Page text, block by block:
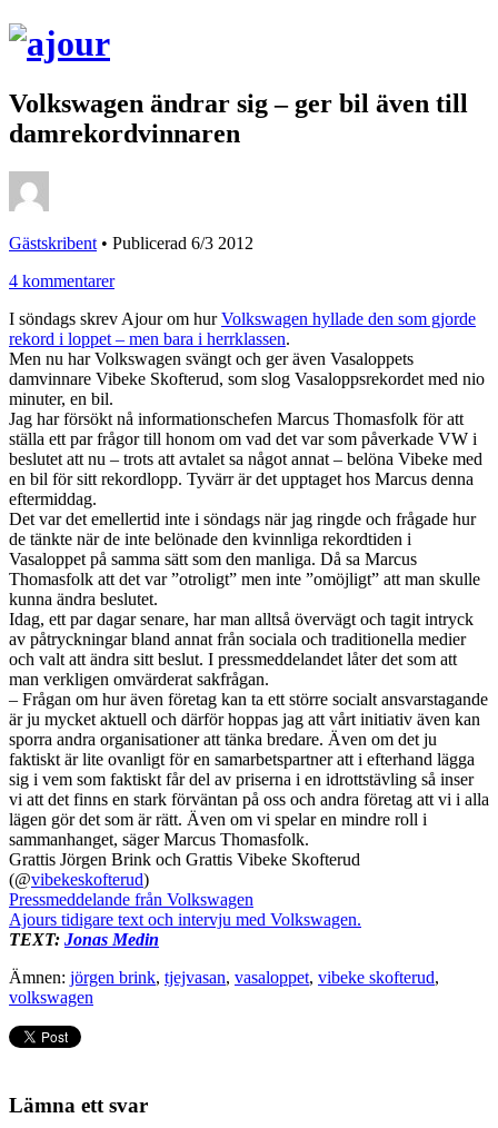
Volkswagen ändrar sig – ger bil även till
damrekordvinnaren
Gästskribent • Publicerad 6/3 2012
4 kommentarer
I söndags skrev Ajour om hurVolkswagen hyllade den som gjorde
rekord i loppet – men bara i herrklassen.
Men nu har Volkswagen svängt och ger även Vasaloppets
damvinnare Vibeke Skofterud, som slog Vasaloppsrekordet med nio
minuter, en bil.
Jag har försökt nå informationschefen Marcus Thomasfolk för att
ställa ett par frågor till honom om vad det var som påverkade VW i
beslutet att nu – trots att avtalet sa något annat – belöna Vibeke med
en bil för sitt rekordlopp. Tyvärr är det upptaget hos Marcus denna
eftermiddag.
Det var det emellertid inte i söndags när jag ringde och frågade hur
de tänkte när de inte belönade den kvinnliga rekordtiden i
Vasaloppet på samma sätt som den manliga. Då sa Marcus
Thomasfolk att det var ”otroligt” men inte ”omöjligt” att man skulle
kunna ändra beslutet.
Idag, ett par dagar senare, har man alltså övervägt och tagit intryck
av påtryckningar bland annat från sociala och traditionella medier
och valt att ändra sitt beslut. I pressmeddelandet låter det som att
man verkligen omvärderat sakfrågan.
– Frågan om hur även företag kan ta ett större socialt ansvarstagande
är ju mycket aktuell och därför hoppas jag att vårt initiativ även kan
sporra andra organisationer att tänka bredare. Även om det ju
faktiskt är lite ovanligt för en samarbetspartner att i efterhand lägga
sig i vem som faktiskt får del av priserna i en idrottstävling så inser
vi att det finns en stark förväntan på oss och andra företag att vi i alla
lägen gör det som är rätt. Även om vi spelar en mindre roll i
sammanhanget, säger Marcus Thomasfolk.
Grattis Jörgen Brink och Grattis Vibeke Skofterud
(@vibekeskofterud)
Pressmeddelande från Volkswagen
Ajours tidigare text och intervju med Volkswagen.
TEXT: Jonas Medin
Ämnen: jörgen brink, tjejvasan, vasaloppet, vibeke skofterud,
volkswagen
Lämna ett svar